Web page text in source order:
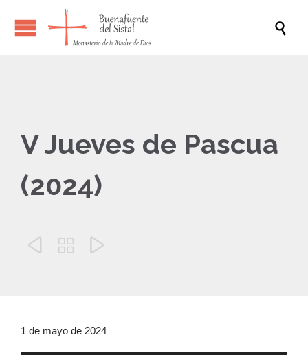

V Jueves de Pascua
(2024)
  
1 de mayo de 2024